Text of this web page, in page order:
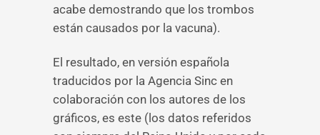
acabe demostrando que los trombos
están causados por la vacuna).
El resultado, en versión española
traducidos por la Agencia Sinc en
colaboración con los autores de los
gráficos, es este (los datos referidos